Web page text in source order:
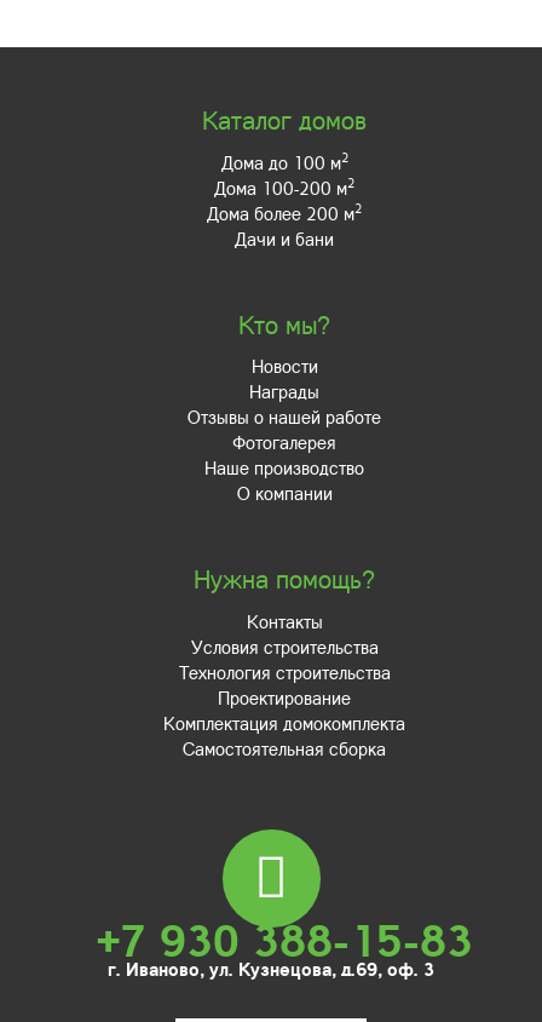
Каталог домов
Дома до 100 м2
Дома 100-200 м2
Дома более 200 м2
Дачи и бани
Кто мы?
Новости
Награды
Отзывы о нашей работе
Фотогалерея
Наше производство
О компании
Нужна помощь?
Контакты
Условия строительства
Технология строительства
Проектирование
Комплектация домокомплекта
Самостоятельная сборка
+7 930 388-15-83
г. Иваново, ул. Кузнецова, д.69, оф. 3